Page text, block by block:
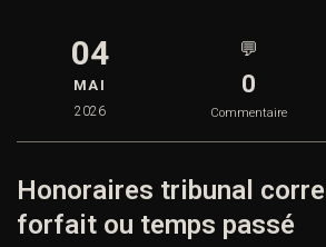
04
MAI
2026
💬
0
Commentaire
Honoraires tribunal
forfait ou temps passé